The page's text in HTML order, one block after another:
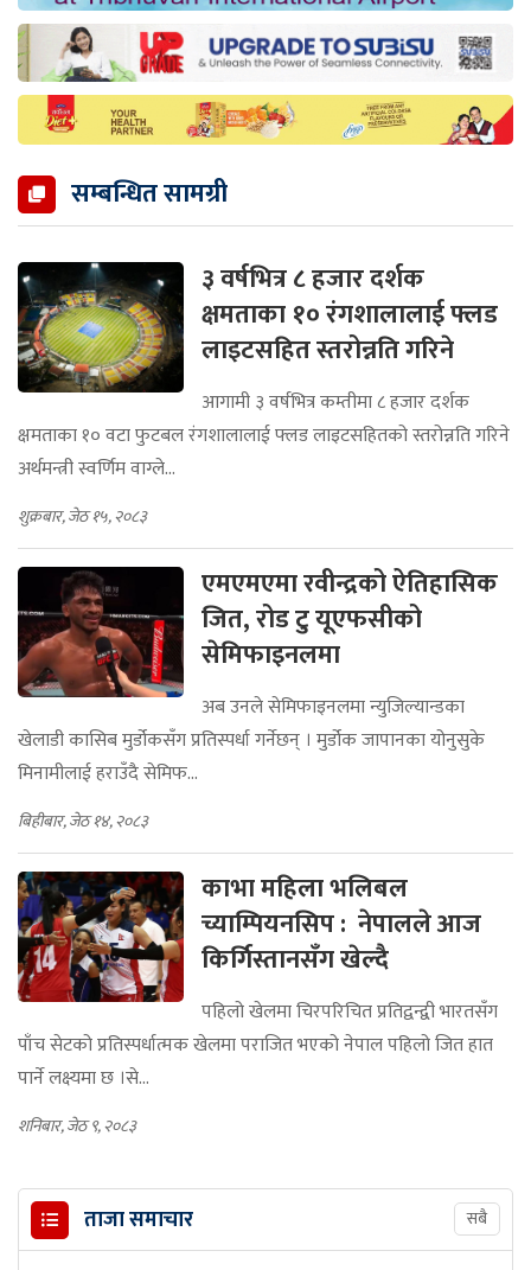
सम्बन्धित सामग्री
३ वर्षभित्र ८ हजार दर्शक
क्षमताका १० रंगशालालाई फ्लड
लाइटसहित स्तरोन्नति गरिने
आगामी ३ वर्षभित्र कम्तीमा ८ हजार दर्शक
क्षमताका १० वटा फुटबल रंगशालालाई फ्लड लाइटसहितको स्तरोन्नति गरिने
अर्थमन्त्री स्वर्णिम वाग्ले...
शुक्रबार, जेठ १५, २०८३
एमएमएमा रवीन्द्रको ऐतिहासिक
जित, रोड टु यूएफसीको
सेमिफाइनलमा
अब उनले सेमिफाइनलमा न्युजिल्यान्डका
खेलाडी कासिब मुर्डोकसँग प्रतिस्पर्धा गर्नेछन् । मुर्डोक जापानका योनुसुके
मिनामीलाई हराउँदै सेमिफ...
बिहीबार, जेठ १४, २०८३
काभा महिला भलिबल
च्याम्पियनसिप : नेपालले आज
किर्गिस्तानसँग खेल्दै
पहिलो खेलमा चिरपरिचित प्रतिद्वन्द्वी भारतसँग
पाँच सेटको प्रतिस्पर्धात्मक खेलमा पराजित भएको नेपाल पहिलो जित हात
पार्ने लक्ष्यमा छ ।से...
शनिबार, जेठ ९, २०८३
ताजा समाचार सबै